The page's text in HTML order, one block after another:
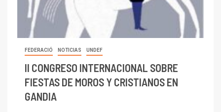
FEDERACIÓ NOTICIAS UNDEF
II CONGRESO INTERNACIONAL SOBRE
FIESTAS DE MOROS Y CRISTIANOS EN
GANDIA